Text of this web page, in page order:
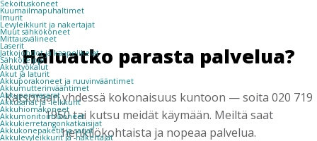
Sekoituskoneet
Kuumailmapuhaltimet
Imurit
Levyleikkurit ja nakertajat
Muut sähkökoneet
Mittausvälineet
Laserit
Jatkojohdot ja kaapelikelat
Sähköteippi
Akkutyökalut
Akut ja laturit
Akkuporakoneet ja ruuvinvääntimet
Akkumutterinvääntimet
Akkuporavasarat
Akkusahat ja -leikkurit
Akkuhiomakoneet
Akkumonitoimikoneet
Akkukierretangonkatkaisijat
Akkukonepaketit ja sarjat
Akkulevyleikkurit ja -nakertajat
Haluatko parasta palvelua?
Katsotaan yhdessä kokonaisuus kuntoon — soita 020 719
1950 tai kutsu meidät käymään. Meiltä saat
henkilökohtaista ja nopeaa palvelua.